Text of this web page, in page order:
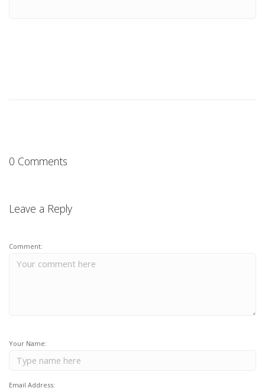
0 Comments
Leave a Reply
Comment:
Your Name:
Email Address: